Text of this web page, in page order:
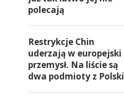
polecają
Restrykcje Chin
uderzają w europejski
przemysł. Na liście są
dwa podmioty z Polski